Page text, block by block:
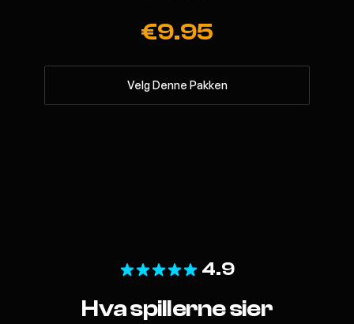
€9.95
Velg Denne Pakken
4.9
Hva spillerne sier